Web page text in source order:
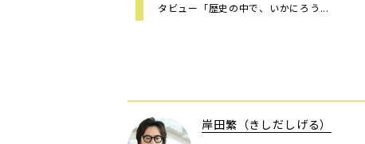
タビュー「歴史の中で、いかにろう...
岸田繁（きしだしげる）